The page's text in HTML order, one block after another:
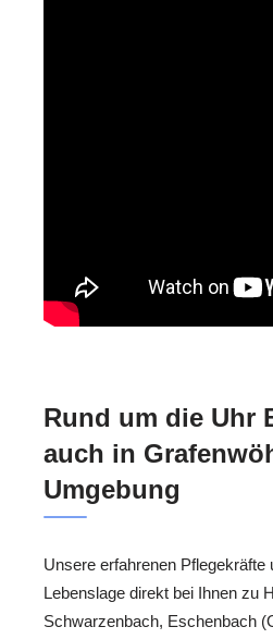
Rund um die Uhr
auch in
Umgebung
Unsere erfahrenen Pflegekräfte
Lebenslage direkt bei Ihnen zu
Schwarzenbach, Eschenbach